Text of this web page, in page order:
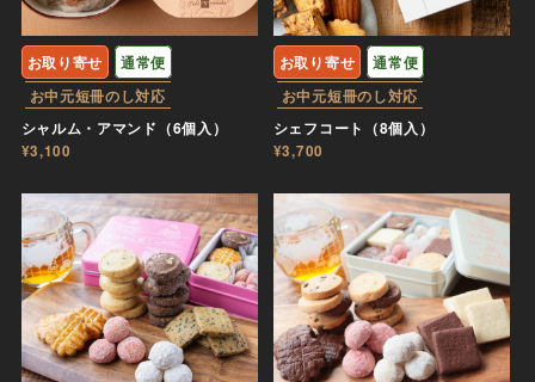
お取り寄せ
通常便
お中元短冊のし対応
シャルム・アマンド（6個入）
¥3,100
お取り寄せ
通常便
お中元短冊のし対応
シェフコート（8個入）
¥3,700